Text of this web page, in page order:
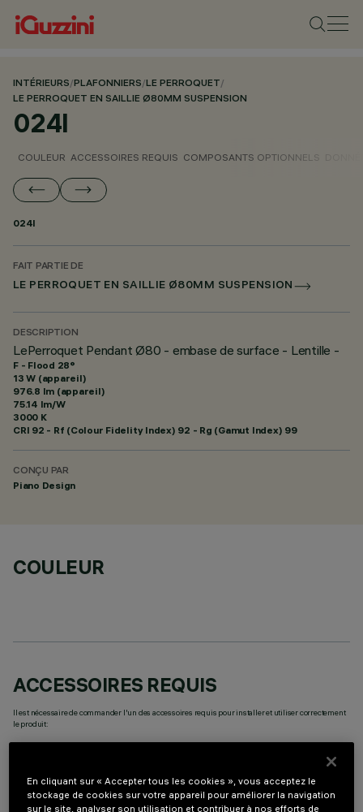
INTÉRIEURS/PLAFONNIERS/LE PERROQUET/
LE PERROQUET EN SAILLIE Ø80MM SUSPENSION
024I
COULEUR ACCESSOIRES REQUIS COMPOSANTS OPTIONNELS
024I
FAIT PARTIE DE
LE PERROQUET EN SAILLIE Ø80MM SUSPENSION
DESCRIPTION
LePerroquet Pendant Ø80 - embase de surface - Lentille -
F - Flood 28°
13 W (appareil)
976.8 lm (appareil)
75.14 lm/W
3000 K
CRI 92 - Rf (Colour Fidelity Index) 92 - Rg (Gamut Index) 99
CONÇU PAR
Piano Design
COULEUR
ACCESSOIRES REQUIS
Il est nécessaire de commander l'un des accessoires requis pour installer et utiliser correctement
le produit:
En cliquant sur « Accepter tous les cookies », vous acceptez le
stockage de cookies sur votre appareil pour améliorer la navigation
sur le site, analyser son utilisation et contribuer à nos efforts de